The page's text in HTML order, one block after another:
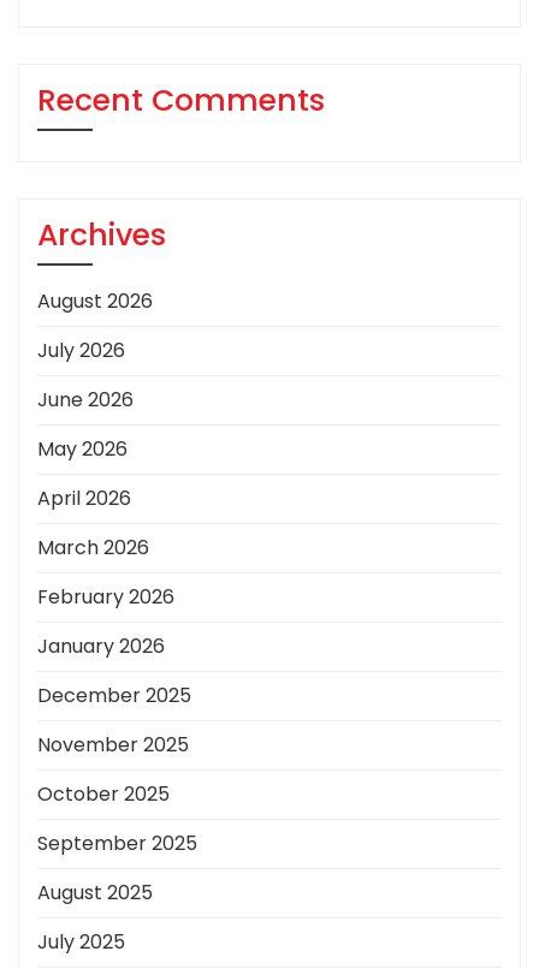
Recent Comments
Archives
August 2026
July 2026
June 2026
May 2026
April 2026
March 2026
February 2026
January 2026
December 2025
November 2025
October 2025
September 2025
August 2025
July 2025